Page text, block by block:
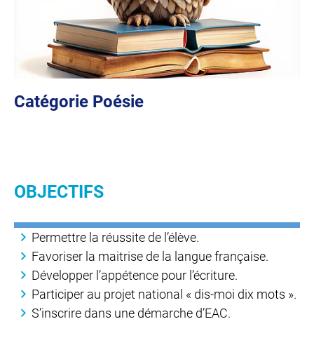
Catégorie Poésie
OBJECTIFS
Permettre la réussite de l’élève.
Favoriser la maitrise de la langue française.
Développer l’appétence pour l’écriture.
Participer au projet national « dis-moi dix mots ».
S’inscrire dans une démarche d’EAC.